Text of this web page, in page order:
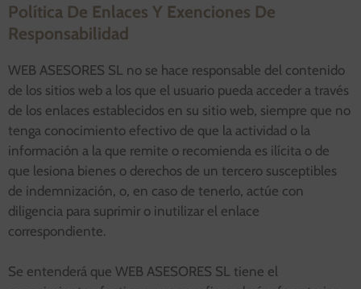
Política De Enlaces Y Exenciones De
Responsabilidad
WEB ASESORES SL no se hace responsable del contenido
de los sitios web a los que el usuario pueda acceder a través
de los enlaces establecidos en su sitio web, siempre que no
tenga conocimiento efectivo de que la actividad o la
información a la que remite o recomienda es ilícita o de
que lesiona bienes o derechos de un tercero susceptibles
de indemnización, o, en caso de tenerlo, actúe con
diligencia para suprimir o inutilizar el enlace
correspondiente.
Se entenderá que WEB ASESORES SL tiene el